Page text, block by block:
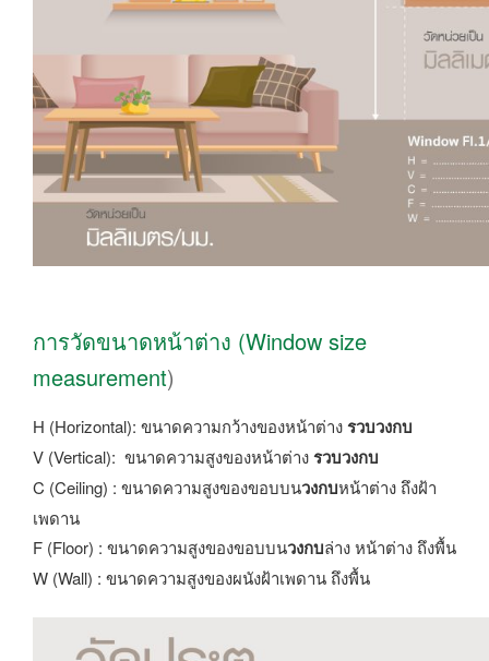
การวัดขนาดหน้าต่าง (Window size
measurement)
H (Horizontal): ขนาดความกว้างของหน้าต่างรวบวงกบ
V (Vertical): ขนาดความสูงของหน้าต่างรวบวงกบ
C (Ceiling) : ขนาดความสูงของขอบบนวงกบหน้าต่าง ถึงฝ้า
เพดาน
F (Floor) : ขนาดความสูงของขอบบนวงกบล่าง หน้าต่าง ถึงพื้น
W (Wall) : ขนาดความสูงของผนังฝ้าเพดาน ถึงพื้น